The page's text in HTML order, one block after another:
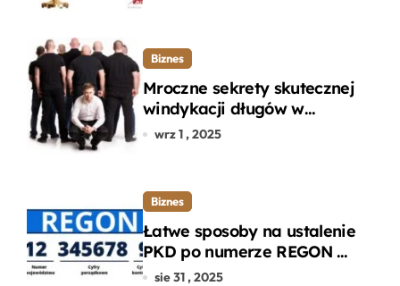
Biznes
Mroczne sekrety skutecznej
windykacji długów w
departamencie windykacji
wrz 1 , 2025
Biznes
Łatwe sposoby na ustalenie
PKD po numerze REGON w
kilku prostych krokach
sie 31 , 2025